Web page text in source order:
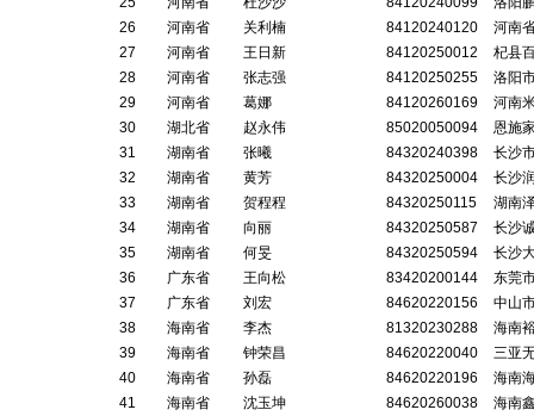
26
河南省 关利楠 84120240120
河南
27
河南省 王日新 84120250012
杞县
28
河南省 张志强 84120250255
洛阳
29
河南省 葛娜 84120260169
河南
30
湖北省 赵永伟 85020050094
恩施
31
湖南省 张曦 84320240398
长沙
32
湖南省 黄芳 84320250004
长沙
33
湖南省 贺程程 84320250115
湖南
34
湖南省 向丽 84320250587
长沙
35
湖南省 何旻 84320250594
长沙
36
广东省 王向松 83420200144
东莞
37
广东省 刘宏 84620220156
中山
38
海南省 李杰 81320230288
海南
39
海南省 钟荣昌 84620220040
三亚
40
海南省 孙磊 84620220196
海南
41
海南省 沈玉坤 84620260038
海南